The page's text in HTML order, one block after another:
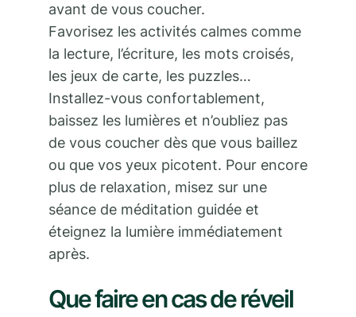
avant de vous coucher.
Favorisez les activités calmes comme
la lecture, l’écriture, les mots croisés,
les jeux de carte, les puzzles…
Installez-vous confortablement,
baissez les lumières et n’oubliez pas
de vous coucher dès que vous baillez
ou que vos yeux picotent. Pour encore
plus de relaxation, misez sur une
séance de méditation guidée et
éteignez la lumière immédiatement
après.
Que faire en cas de réveil